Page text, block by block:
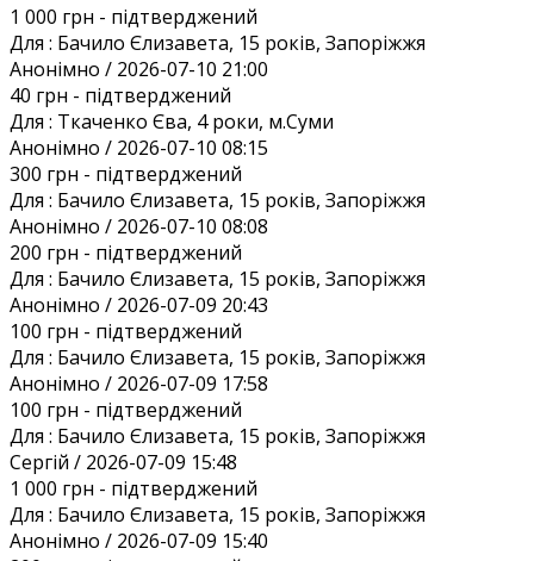
1 000 грн - підтверджений
Для : Бачило Єлизавета, 15 років, Запоріжжя
Анонiмно / 2026-07-10 21:00
40 грн - підтверджений
Для : Ткаченко Єва, 4 роки, м.Суми
Анонiмно / 2026-07-10 08:15
300 грн - підтверджений
Для : Бачило Єлизавета, 15 років, Запоріжжя
Анонiмно / 2026-07-10 08:08
200 грн - підтверджений
Для : Бачило Єлизавета, 15 років, Запоріжжя
Анонiмно / 2026-07-09 20:43
100 грн - підтверджений
Для : Бачило Єлизавета, 15 років, Запоріжжя
Анонiмно / 2026-07-09 17:58
100 грн - підтверджений
Для : Бачило Єлизавета, 15 років, Запоріжжя
Сергій / 2026-07-09 15:48
1 000 грн - підтверджений
Для : Бачило Єлизавета, 15 років, Запоріжжя
Анонiмно / 2026-07-09 15:40